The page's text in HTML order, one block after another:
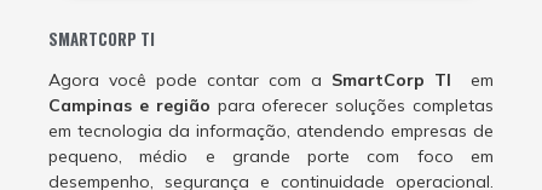
SMARTCORP TI
Agora você pode contar com a SmartCorp TI em
Campinas e região para oferecer soluções completas
em tecnologia da informação, atendendo empresas de
pequeno, médio e grande porte com foco em
desempenho, segurança e continuidade operacional.